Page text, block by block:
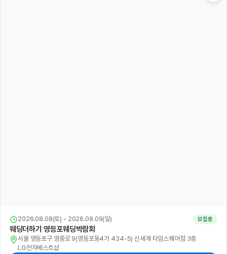
2026.08.08(토) - 2026.08.09(일) 모집중
웨딩더하기 영등포웨딩박람회
서울 영등포구 영중로 9(영등포동4가 434-5) 신세계 타임스퀘어점 3층
LG전자베스트샵